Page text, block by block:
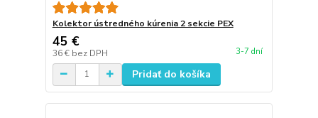
Kolektor ústredného kúrenia 2 sekcie PEX
45 €
36 € bez DPH 3-7 dní
Pridať do košíka